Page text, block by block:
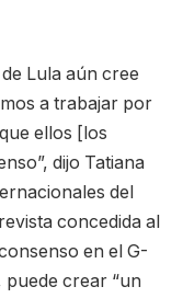
Lula aún cree
a trabajar por
ellos [los
dijo Tatiana
del
concedida al
en el G-
crear “un